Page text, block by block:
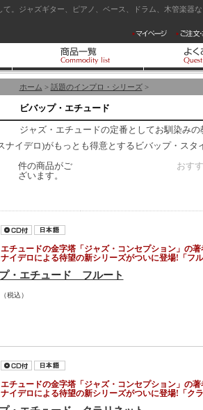
。ジャズギター、ピアノ、ベース、ドラム、木管楽器
ホーム > 話題のインプロ・シリーズ>
ビバップ・エチュード
ジャズ・エチュードの定番としてお馴染み
ナイデロ)がもっとも得意とするビバップ・ス
件の商品がご
ざいます。
おす
チュードの金字塔「ジャズ・コンセプション」の著
イデロによる待望の新シリーズがついに登場!「フル
・エチュード フルート
（税込）
チュードの金字塔「ジャズ・コンセプション」の著
イデロによる待望の新シリーズがついに登場!「クラ